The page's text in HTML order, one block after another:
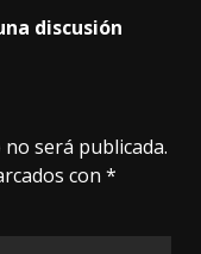
discusión
será publicada.
con *